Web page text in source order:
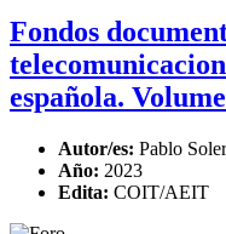
Fondos
española.
Autor/es: Pablo
Año: 2023
Edita: COIT/AEIT